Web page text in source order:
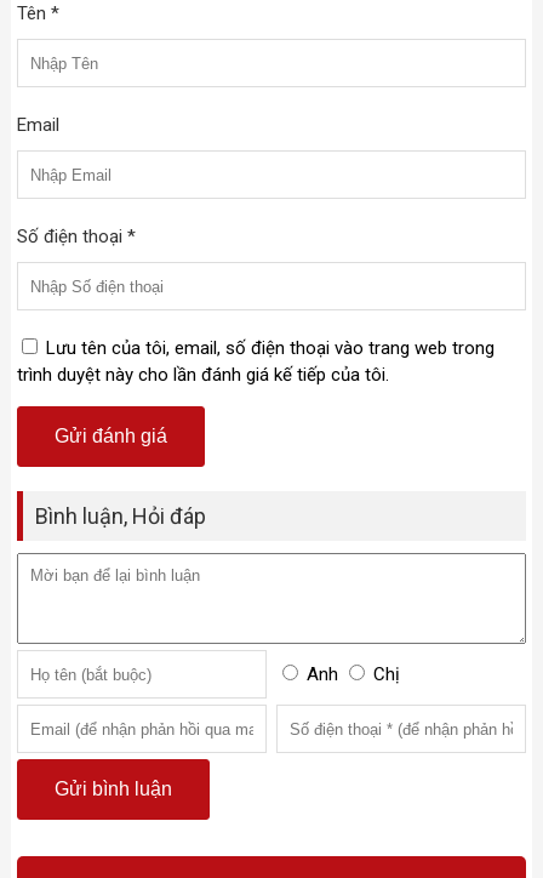
Tên *
Email
Số điện thoại *
Lưu tên của tôi, email, số điện thoại vào trang web trong
trình duyệt này cho lần đánh giá kế tiếp của tôi.
Bình luận, Hỏi đáp
Anh Chị